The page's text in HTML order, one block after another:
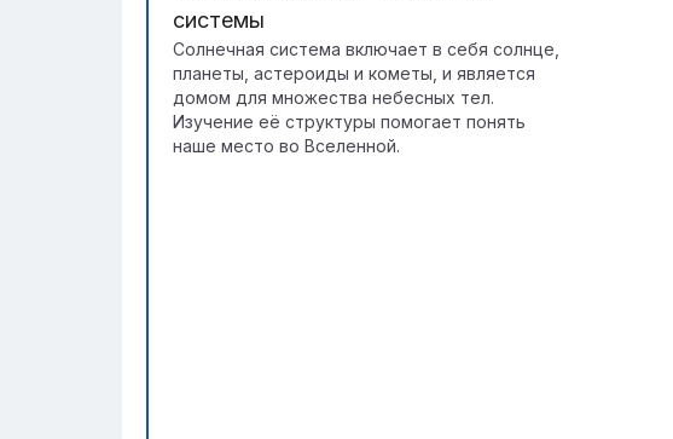
системы
Солнечная система включает в себя солнце,
планеты, астероиды и кометы, и является
домом для множества небесных тел.
Изучение её структуры помогает понять
наше место во Вселенной.